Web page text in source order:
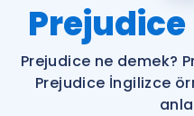
Katılımcı Görüşleri
Faydalı Araçlar
Prejudice
Prejudice ne demek?
Prejudice İngilizce